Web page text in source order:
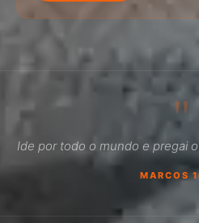
"
Ide por todo o mundo e pregai
MARCOS
Como faço para doar?